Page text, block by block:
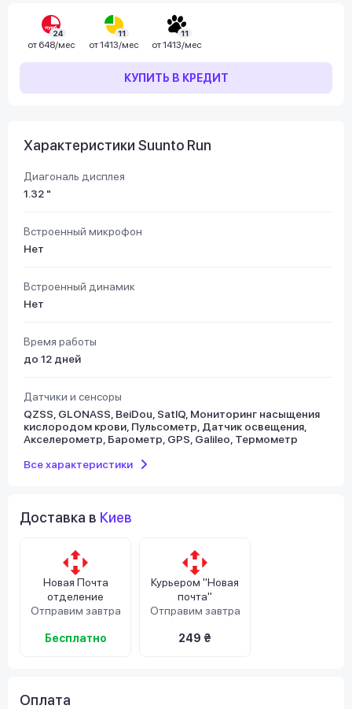
24
от 648/мес
11
от1413/мес
11
от1413/мес
КУПИТЬ В КРЕДИТ
Характеристики Suunto Run
Диагональ дисплея
1.32 "
Встроенный микрофон
Нет
Встроенный динамик
Нет
Время работы
до 12 дней
Датчики и сенсоры
QZSS, GLONASS, BeiDou, SatIQ, Мониторинг насыщения
кислородом крови, Пульсометр, Датчик освещения,
Акселерометр, Барометр, GPS, Galileo, Термометр
Все характеристики
Доставка в Киев
Новая Почта
отделение
Отправим завтра
Бесплатно
Курьером "Новая
почта"
Отправим завтра
249 ₴
Оплата